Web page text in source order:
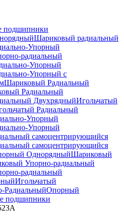
подшипники
Шариковый радиальный
Упорный
радиальный
Упорный
Упорный с
Шариковый Радиальный
Радиальный
ДвухрядныйИгольчатый
Радиальный
Упорный
Упорный
самоцентрирующийся
самоцентрирующийся
ОднорядныйШариковый
Упорно-радиальный
радиальный
Игольчатый
РадиальныйОпорный
подшипники